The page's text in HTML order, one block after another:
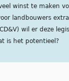
winst te maken
landbouwers
wil er deze
is het potentieel?